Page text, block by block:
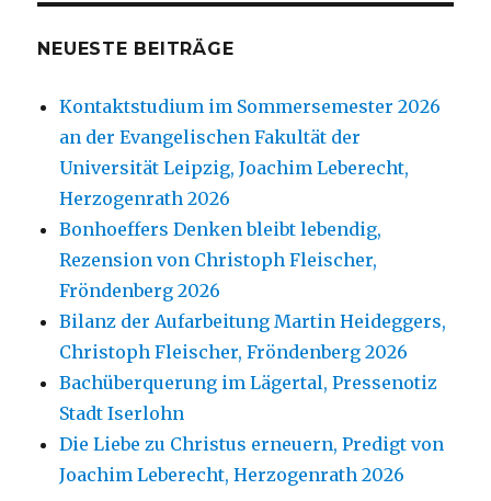
NEUESTE BEITRÄGE
Kontaktstudium im Sommersemester 2026
an der Evangelischen Fakultät der
Universität Leipzig, Joachim Leberecht,
Herzogenrath 2026
Bonhoeffers Denken bleibt lebendig,
Rezension von Christoph Fleischer,
Fröndenberg 2026
Bilanz der Aufarbeitung Martin Heideggers,
Christoph Fleischer, Fröndenberg 2026
Bachüberquerung im Lägertal, Pressenotiz
Stadt Iserlohn
Die Liebe zu Christus erneuern, Predigt von
Joachim Leberecht, Herzogenrath 2026